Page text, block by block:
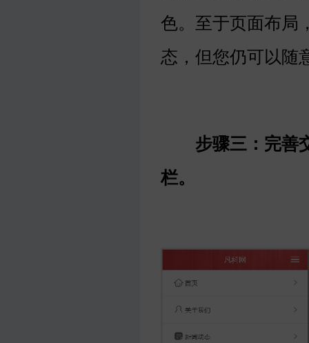
色。至于页面布局
态，但您仍可以随
步骤三：完善
栏。